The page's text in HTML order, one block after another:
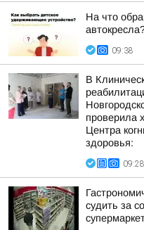
На что
09:38
В
проверила
Центра
здоровья:
09:28
судить за